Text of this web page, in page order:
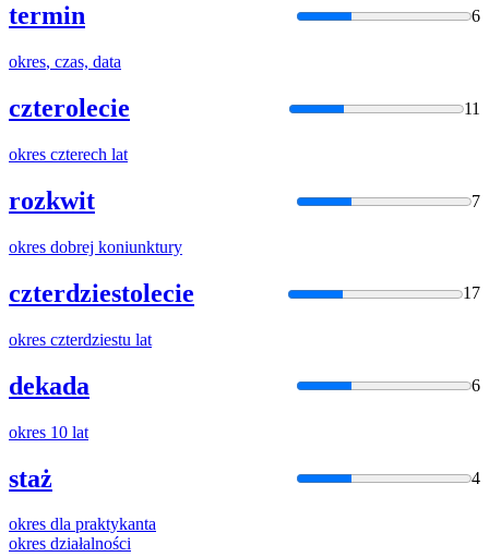
termin 6
okres, czas, data
czterolecie 11
okres czterech lat
rozkwit 7
okres dobrej koniunktury
czterdziestolecie 17
okres czterdziestu lat
dekada 6
okres 10 lat
staż 4
okres dla praktykanta
okres działalności